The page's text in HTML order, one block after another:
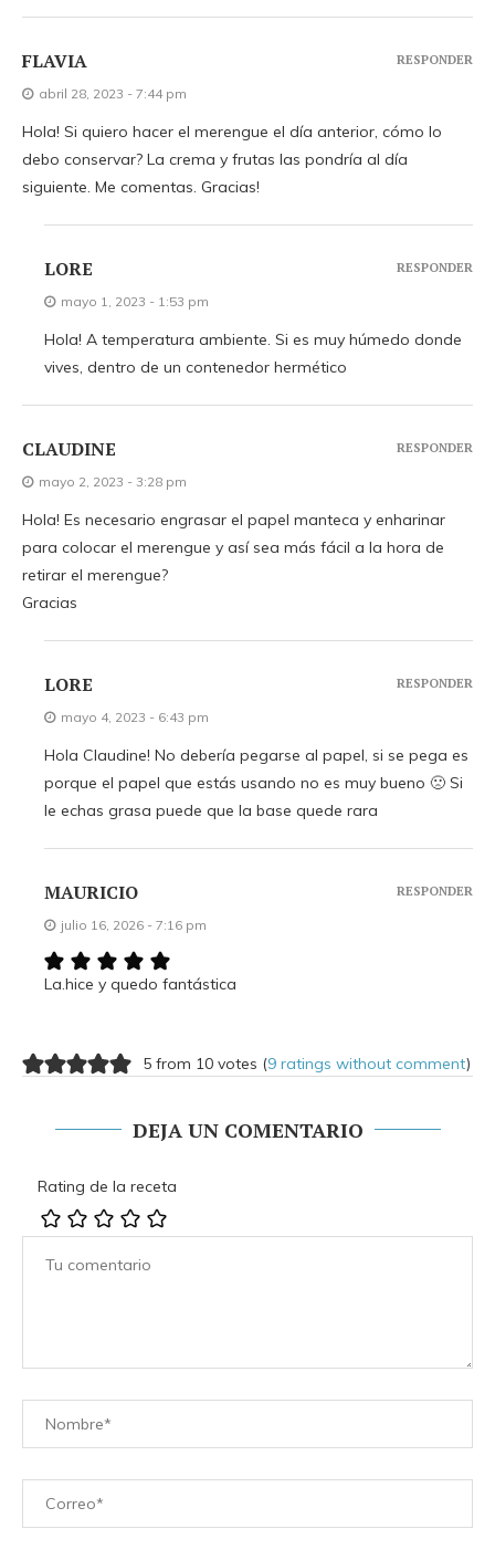
FLAVIA
abril 28, 2023 - 7:44 pm
Hola! Si quiero hacer el merengue el día anterior, cómo lo
debo conservar? La crema y frutas las pondría al día
siguiente. Me comentas. Gracias!
RESPONDER
LORE
mayo 1, 2023 - 1:53 pm
Hola! A temperatura ambiente. Si es muy húmedo donde
vives, dentro de un contenedor hermético
RESPONDER
CLAUDINE
mayo 2, 2023 - 3:28 pm
Hola! Es necesario engrasar el papel manteca y enharinar
para colocar el merengue y así sea más fácil a la hora de
retirar el merengue?
Gracias
RESPONDER
LORE
mayo 4, 2023 - 6:43 pm
Hola Claudine! No debería pegarse al papel, si se pega es
porque el papel que estás usando no es muy bueno 🙁 Si
le echas grasa puede que la base quede rara
RESPONDER
MAURICIO
julio 16, 2026 - 7:16 pm
La.hice y quedo fantástica
RESPONDER
5 from 10 votes (9 ratings without comment)
DEJA UN COMENTARIO
Rating de la receta